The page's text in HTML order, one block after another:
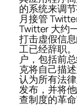
的系统来调
月接管
Twitter 大约
打击虚假信
工已经辞职
户，包括前
克将自己描
认为所有法
发布，并将
查制度的革命”